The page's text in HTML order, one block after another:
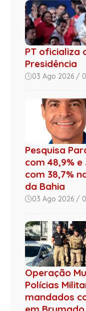
PT oficializa
Presidência
03 Ago 2026 /
Pesquisa
com 48,9%
com 38,7%
da Bahia
03 Ago 2026 /
Operação
Polícias
mandados